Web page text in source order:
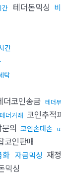
간 테더돈믹싱
간
탁
더코인송금 테더
테더거래 코인추적
의 코인손대손
코인판매
화 자금믹싱 재
믹싱